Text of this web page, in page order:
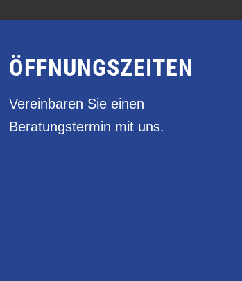
ÖFFNUNGSZEITEN
Vereinbaren Sie einen
Beratungstermin mit uns.